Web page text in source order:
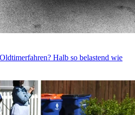
Halb so belastend wie